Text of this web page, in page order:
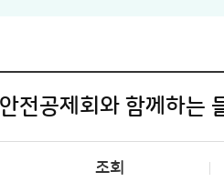
전공제회와 함께하는
조회